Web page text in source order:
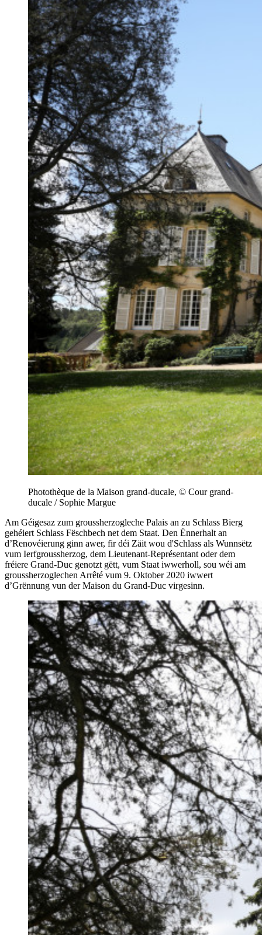
Photothèque de la Maison grand-ducale, © Cour grand-
ducale / Sophie Margue
Am Géigesaz zum groussherzogleche Palais an zu Schlass Bierg
gehéiert Schlass Fëschbech net dem Staat. Den Ënnerhalt an
d’Renovéierung ginn awer, fir déi Zäit wou d'Schlass als Wunnsëtz
vum Ierfgroussherzog, dem Lieutenant-Représentant oder dem
fréiere Grand-Duc genotzt gëtt, vum Staat iwwerholl, sou wéi am
groussherzoglechen Arrêté vum 9. Oktober 2020 iwwert
d’Grënnung vun der Maison du Grand-Duc virgesinn.